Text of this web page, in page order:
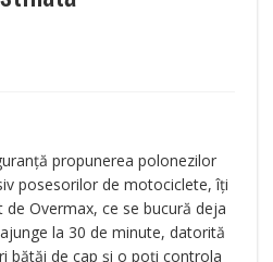
propunerea polonezilor
posesorilor de motociclete, îți
Overmax, ce se bucură deja
la 30 de minute, datorită
bătăi de cap și o poți controla